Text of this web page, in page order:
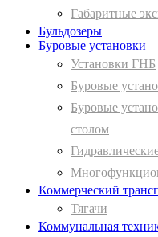
Габаритные
Бульдозеры
Буровые установки
Установки ГНБ
Буровые
Буровые
столом
Коммерческий
Тягачи
Коммунальная